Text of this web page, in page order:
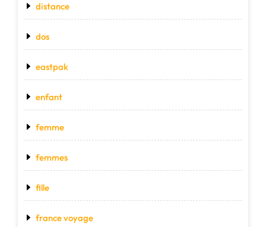
distance
dos
eastpak
enfant
femme
femmes
fille
france voyage